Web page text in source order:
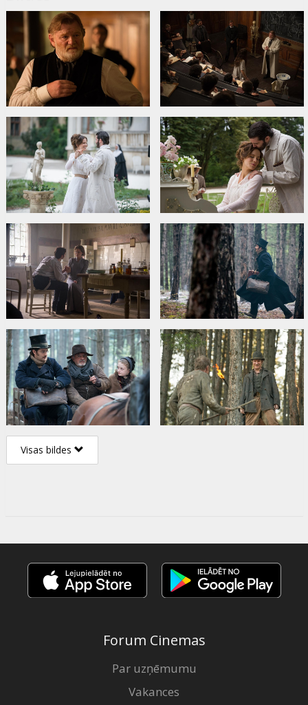
Filma angļu valodā ar subtitriem latviešu un krievu valodā.
Izplatītājs: Garsu pasaulio irasai UAB
Režisors: Brad Anderson
Lomās: Kate Beckinsale,Jim Sturgess,Ben Kingsley,Michael
Caine,David Thewlis,Brendan Gleeson
Saites: IMDB, Oficiālā mājas lapa Facebook
Visas bildes
Forum Cinemas
Par uzņēmumu
Vakances